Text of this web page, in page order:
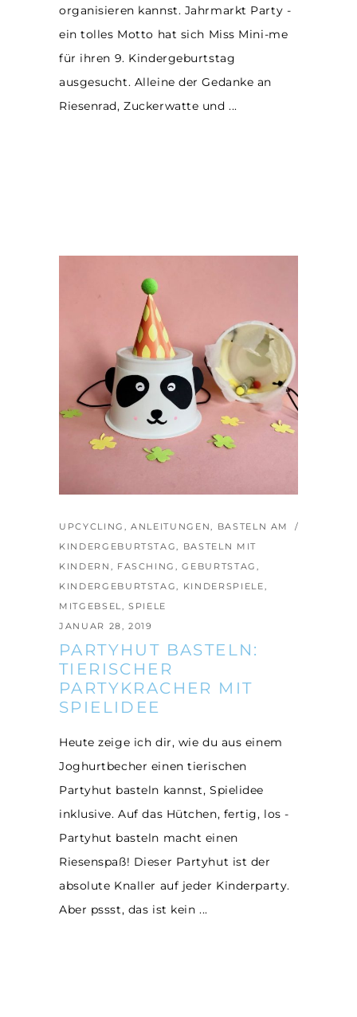
organisieren kannst. Jahrmarkt Party -
ein tolles Motto hat sich Miss Mini-me
für ihren 9. Kindergeburtstag
ausgesucht. Alleine der Gedanke an
Riesenrad, Zuckerwatte und
UPCYCLING ,ANLEITUNGEN, BASTELN AM
KINDERGEBURTSTAG, BASTELN MIT
KINDERN , FASCHING,GEBURTSTAG ,
KINDERGEBURTSTAG, KINDERSPIELE,
MITGEBSEL,SPIELE
JANUAR 28, 2019
PARTYHUT BASTELN:
TIERISCHER
PARTYKRACHER MIT
SPIELIDEE
Heute zeige ich dir, wie du aus einem
Joghurtbecher einen tierischen
Partyhut basteln kannst, Spielidee
inklusive. Auf das Hütchen, fertig, los -
Partyhut basteln macht einen
Riesenspaß! Dieser Partyhut ist der
absolute Knaller auf jeder Kinderparty.
Aber pssst, das ist kein